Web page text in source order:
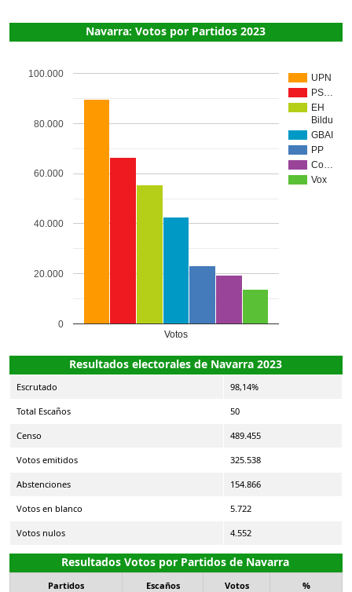
Navarra: Votos por Partidos 2023
UPN
PS…
EH
Bildu
GBAI
PP
Co…
Vox
Votos
0
20.000
40.000
60.000
80.000
100.000
Resultados electorales de Navarra 2023
Escrutado 98,14%
Total Escaños 50
Censo 489.455
Votos emitidos 325.538
Abstenciones 154.866
Votos en blanco 5.722
Votos nulos 4.552
Resultados Votos por Partidos de Navarra
Partidos Escaños Votos %